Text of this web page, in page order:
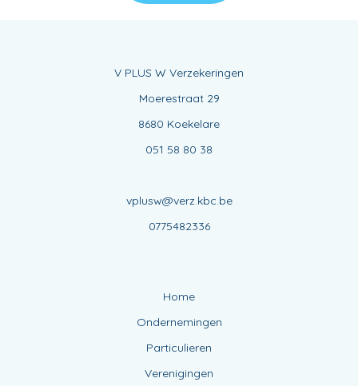
V PLUS W Verzekeringen
Moerestraat 29
8680 Koekelare
051 58 80 38
vplusw@verz.kbc.be
0775482336
Home
Ondernemingen
Particulieren
Verenigingen